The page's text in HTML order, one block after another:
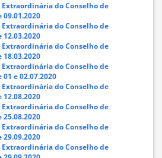
Extraordinária do Conselho de
Extraordinária do Conselho de
Extraordinária do Conselho de
Extraordinária do Conselho de
e 02.07.2020
Extraordinária do Conselho de
Extraordinária do Conselho de
Extraordinária do Conselho de
Extraordinária do Conselho de